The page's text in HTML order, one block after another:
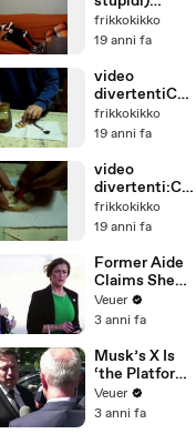
:Scherzo
bastardo
frikkokikko
19 anni fa
video
divertentiCU
LINARYA.CA
NAL gimmi 2-
frikkokikko
19 anni fa
video
divertenti:CU
LINARYA.CA
NAL gimmi
frikkokikko
19 anni fa
Former Aide
Claims She
Was Asked to
Make a ‘Hit
Trump
Veuer
3 anni fa
Musk’s X Is
‘the Platform
With the
Largest Ratio
Veuer
3 anni fa